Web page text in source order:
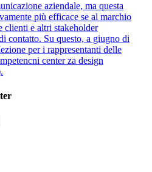
aziendale, ma questa
più efficace se al marchio
clienti e altri stakeholder
contatto. Su questo, a giugno di
per i rappresentanti delle
center za design